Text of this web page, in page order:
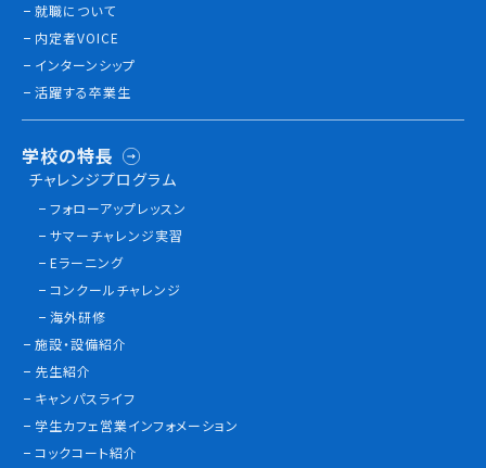
就職について
内定者VOICE
インターンシップ
活躍する卒業生
学校の特長
チャレンジプログラム
フォローアップレッスン
サマーチャレンジ実習
Eラーニング
コンクールチャレンジ
海外研修
施設・設備紹介
先生紹介
キャンパスライフ
学生カフェ営業インフォメーション
コックコート紹介